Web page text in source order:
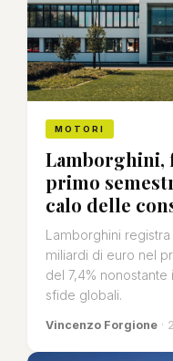
MOTORI
Lamborghini,
primo
calo delle
Lamborghini
miliardi di euro nel
del 7,4%
sfide globali.
Vincenzo Forgione ·